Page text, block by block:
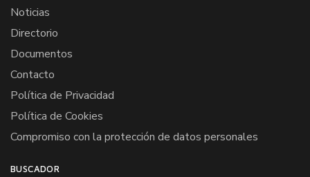
Noticias
Directorio
Documentos
Contacto
Política de Privacidad
Política de Cookies
Compromiso con la protección de datos personales
BUSCADOR